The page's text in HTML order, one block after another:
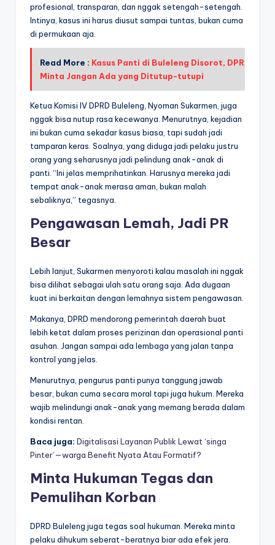
profesional, transparan, dan nggak setengah-setengah.
Intinya, kasus ini harus diusut sampai tuntas, bukan cuma
di permukaan aja.
Read More : Kasus Panti di Buleleng Disorot, DPR
Minta Jangan Ada yang Ditutup-tutupi
Ketua Komisi IV DPRD Buleleng, Nyoman Sukarmen, juga
nggak bisa nutup rasa kecewanya. Menurutnya, kejadian
ini bukan cuma sekadar kasus biasa, tapi sudah jadi
tamparan keras. Soalnya, yang diduga jadi pelaku justru
orang yang seharusnya jadi pelindung anak-anak di
panti. “Ini jelas memprihatinkan. Harusnya mereka jadi
tempat anak-anak merasa aman, bukan malah
sebaliknya,” tegasnya.
Pengawasan Lemah, Jadi PR
Besar
Lebih lanjut, Sukarmen menyoroti kalau masalah ini nggak
bisa dilihat sebagai ulah satu orang saja. Ada dugaan
kuat ini berkaitan dengan lemahnya sistem pengawasan.
Makanya, DPRD mendorong pemerintah daerah buat
lebih ketat dalam proses perizinan dan operasional panti
asuhan. Jangan sampai ada lembaga yang jalan tanpa
kontrol yang jelas.
Menurutnya, pengurus panti punya tanggung jawab
besar, bukan cuma secara moral tapi juga hukum. Mereka
wajib melindungi anak-anak yang memang berada dalam
kondisi rentan.
Baca juga: Digitalisasi Layanan Publik Lewat ‘singa
Pinter’—warga Benefit Nyata Atau Formatif?
Minta Hukuman Tegas dan
Pemulihan Korban
DPRD Buleleng juga tegas soal hukuman. Mereka minta
pelaku dihukum seberat-beratnya biar ada efek jera.